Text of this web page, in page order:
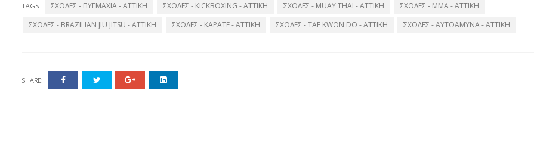
TAGS: ΣΧΟΛΕΣ - ΠΥΓΜΑΧΙΑ - ATTIKH ΣΧΟΛΕΣ - KICKBOXING - ΑΤΤΙΚΗ ΣΧΟΛΕΣ - MUAY THAI - ATTIKH
ΣΧΟΛΕΣ - ΜΜΑ - ΑΤΤΙΚΗ
ΣΧΟΛΕΣ - BRAZILIAN JIU JITSU - ΑΤΤΙΚΗ
ΣΧΟΛΕΣ - ΚΑΡΑΤΕ - ΑΤΤΙΚΗ ΣΧΟΛΕΣ - TAE KWON DO - ΑΤΤΙΚΗ ΣΧΟΛΕΣ - ΑΥΤΟΑΜΥΝΑ - ΑΤΤΙΚΗ
SHARE: